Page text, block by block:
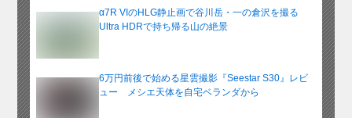
α7R VIのHLG静止画で谷川岳・一の倉沢を撮る
Ultra HDRで持ち帰る山の絶景
6万円前後で始める星雲撮影『Seestar S30』レビ
ュー メシエ天体を自宅ベランダから